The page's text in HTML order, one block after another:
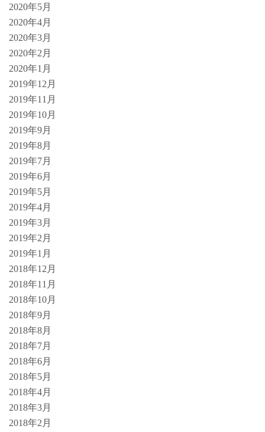
2020年5月
2020年4月
2020年3月
2020年2月
2020年1月
2019年12月
2019年11月
2019年10月
2019年9月
2019年8月
2019年7月
2019年6月
2019年5月
2019年4月
2019年3月
2019年2月
2019年1月
2018年12月
2018年11月
2018年10月
2018年9月
2018年8月
2018年7月
2018年6月
2018年5月
2018年4月
2018年3月
2018年2月